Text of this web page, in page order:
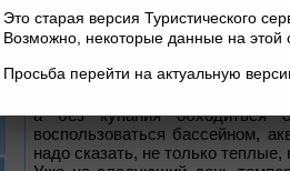
паче о подъеме в черных
дну Большого Каньона.
сменили пляжный отдых на
а без купания обходиться
воспользоваться бассейном,
надо сказать, не только теплые,
Это старая версия Туристического
Возможно, некоторые данные на этой
Просьба перейти на актуальную